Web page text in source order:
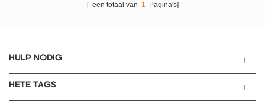
[ een totaal van 1 Pagina's]
HULP NODIG
HETE TAGS